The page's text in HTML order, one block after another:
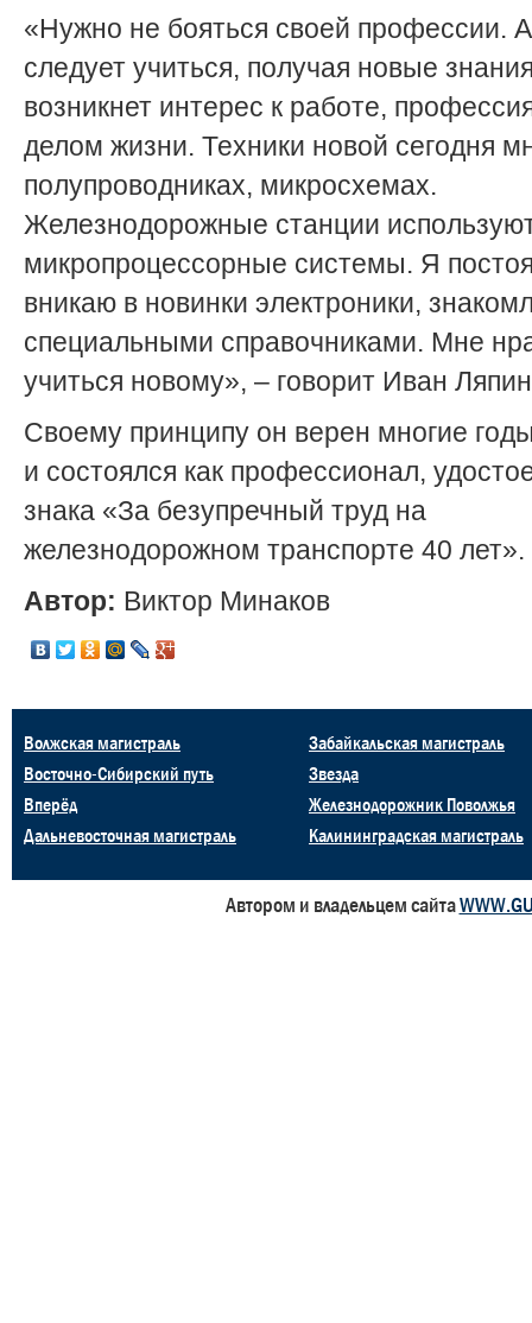
«Нужно не бояться своей профессии. А
следует учиться, получая новые
возникнет интерес к работе,
делом жизни. Техники новой сегодня
полупроводниках, микросхемах.
Железнодорожные станции
микропроцессорные системы. Я
вникаю в новинки электроники,
специальными справочниками. Мне
учиться новому», – говорит Иван
Своему принципу он верен многие
и состоялся как профессионал,
знака «За безупречный труд на
железнодорожном транспорте 40 лет».
Автор: Виктор Минаков
Волжская магистраль
Восточно-Сибирский путь
Вперёд
Дальневосточная магистраль
Забайкальская магистраль
Звезда
Железнодорожник Поволжья
Калининградская магистраль
Автором и владельцем сайта